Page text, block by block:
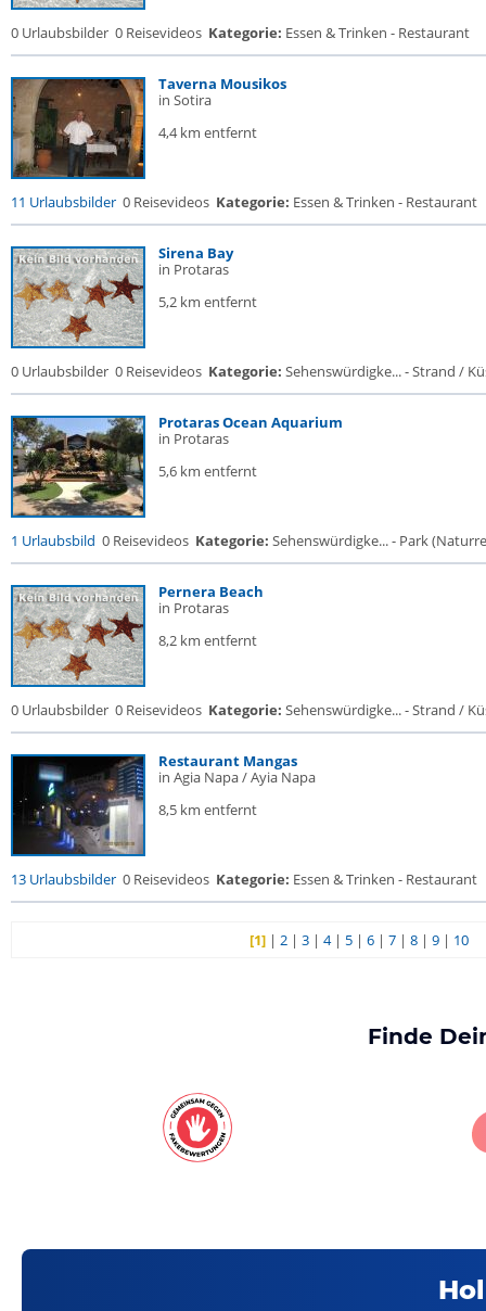
0 Urlaubsbilder 0 Reisevideos Kategorie: Essen & Trinken - Restaurant
Taverna Mousikos
in Sotira
4,4 km entfernt
11 Urlaubsbilder 0 Reisevideos Kategorie: Essen & Trinken - Restaurant
Sirena Bay
in Protaras
5,2 km entfernt
0 Urlaubsbilder 0 Reisevideos Kategorie: Sehenswürdigke... - Strand /
Protaras Ocean Aquarium
in Protaras
5,6 km entfernt
1 Urlaubsbild 0 Reisevideos Kategorie: Sehenswürdigke... - Park
Pernera Beach
in Protaras
8,2 km entfernt
0 Urlaubsbilder 0 Reisevideos Kategorie: Sehenswürdigke... - Strand /
Restaurant Mangas
in Agia Napa / Ayia Napa
8,5 km entfernt
13 Urlaubsbilder 0 Reisevideos Kategorie: Essen & Trinken - Restaurant
[1]| 2| 3| 4| 5| 6| 7| 8| 9| 10
Finde